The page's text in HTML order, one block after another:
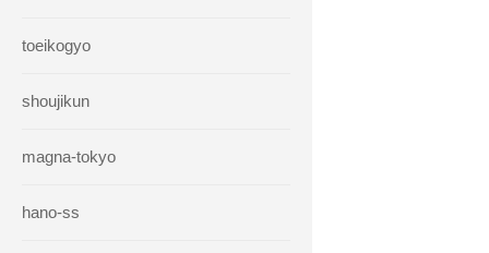
toeikogyo
shoujikun
magna-tokyo
hano-ss